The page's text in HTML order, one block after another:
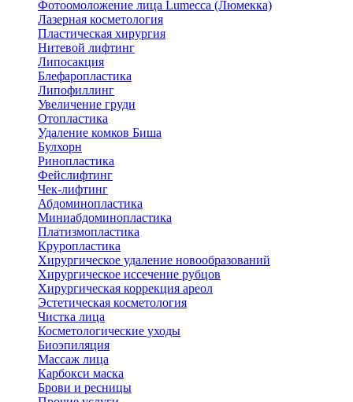
Фотоомоложение лица Lumecca (Люмекка)
Лазерная косметология
Пластическая хирургия
Нитевой лифтинг
Липосакция
Блефаропластика
Липофиллинг
Увеличение груди
Отопластика
Удаление комков Биша
Булхорн
Ринопластика
Фейслифтинг
Чек-лифтинг
Абдоминопластика
Миниабдоминопластика
Платизмопластика
Круропластика
Хирургическое удаление новообразований
Хирургическое иссечение рубцов
Хирургическая коррекция ареол
Эстетическая косметология
Чистка лица
Косметологические уходы
Биоэпиляция
Массаж лица
Карбокси маска
Брови и ресницы